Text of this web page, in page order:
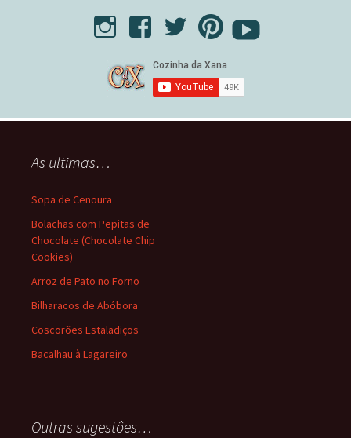
As ultimas…
Sopa de Cenoura
Bolachas com Pepitas de
Chocolate (Chocolate Chip
Cookies)
Arroz de Pato no Forno
Bilharacos de Abóbora
Coscorões Estaladiços
Bacalhau à Lagareiro
Outras sugestôes…